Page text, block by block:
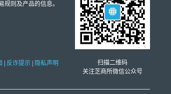
规则及产品的信息。
反诈提示 隐私声明
扫描二维码
关注芝商所微信公众号